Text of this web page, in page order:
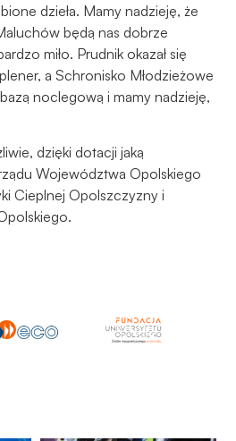
dzieła. Mamy nadzieję, że
będą nas dobrze
miło. Prudnik okazał się
a Schronisko Młodzieżowe
noclegową i mamy nadzieję,
dzięki dotacji jaką
Województwa Opolskiego
Cieplnej Opolszczyzny i